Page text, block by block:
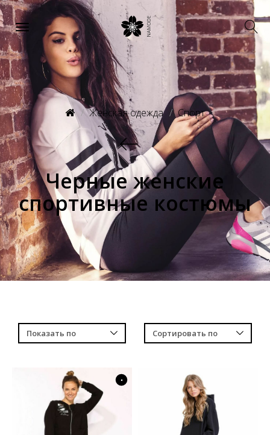
Женская одежда Спорт
Черные женские
спортивные костюмы